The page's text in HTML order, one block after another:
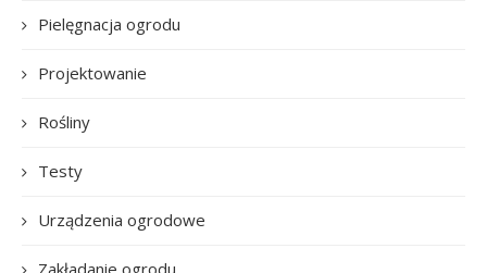
Pielęgnacja ogrodu
Projektowanie
Rośliny
Testy
Urządzenia ogrodowe
Zakładanie ogrodu